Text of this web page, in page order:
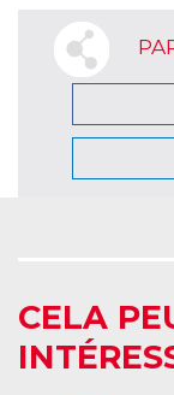
CELA